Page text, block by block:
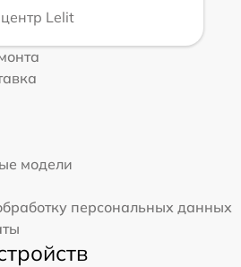
Lelit
модели
персональных данных